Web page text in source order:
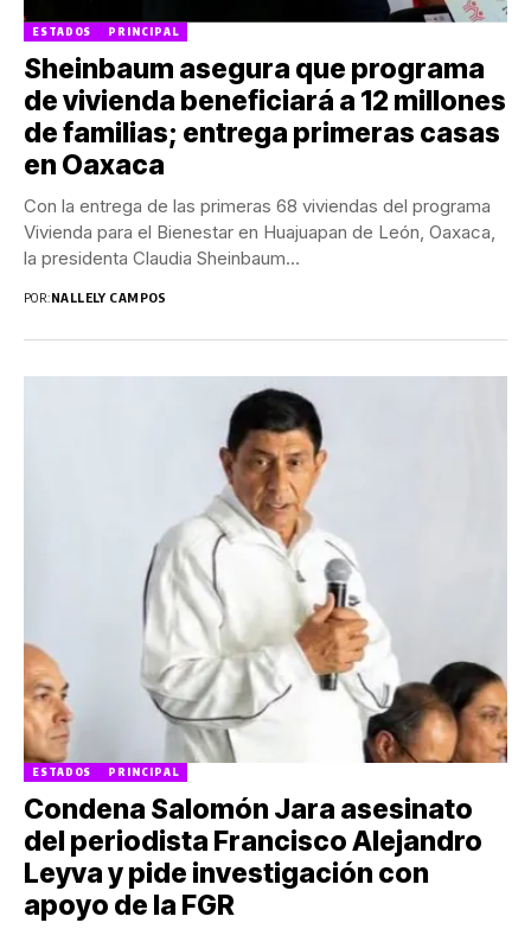
ESTADOS PRINCIPAL
Sheinbaum asegura que programa
de vivienda beneficiará a 12 millones
de familias; entrega primeras casas
en Oaxaca
Con la entrega de las primeras 68 viviendas del programa
Vivienda para el Bienestar en Huajuapan de León, Oaxaca,
la presidenta Claudia Sheinbaum...
POR:NALLELY CAMPOS
ESTADOS PRINCIPAL
Condena Salomón Jara asesinato
del periodista Francisco Alejandro
Leyva y pide investigación con
apoyo de la FGR